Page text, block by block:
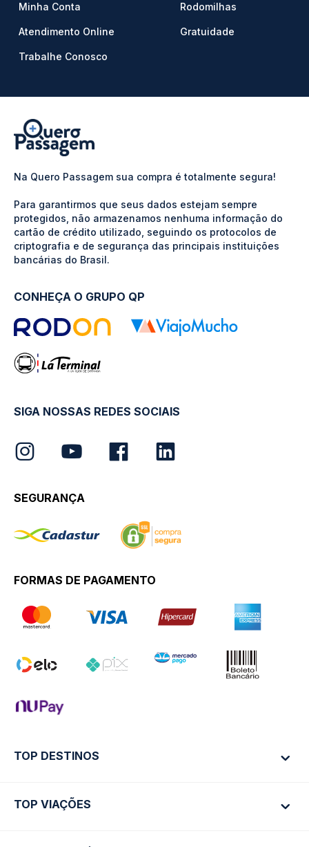
Minha Conta
Atendimento Online
Trabalhe Conosco
Rodomilhas
Gratuidade
Na Quero Passagem sua compra é totalmente segura!
Para garantirmos que seus dados estejam sempre
protegidos, não armazenamos nenhuma informação do
cartão de crédito utilizado, seguindo os protocolos de
criptografia e de segurança das principais instituições
bancárias do Brasil.
CONHEÇA O GRUPO QP
SIGA NOSSAS REDES SOCIAIS
SEGURANÇA
FORMAS DE PAGAMENTO
TOP DESTINOS
Ônibus Rio de Janeiro
TOP VIAÇÕES